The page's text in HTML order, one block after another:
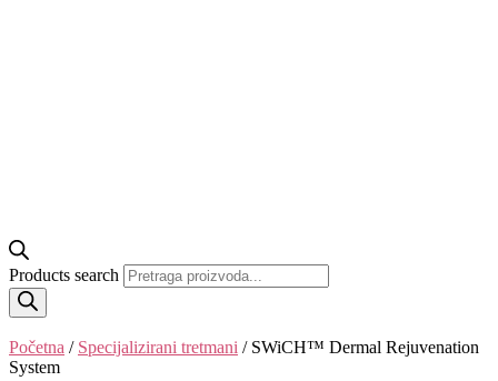
Products search
Početna / Specijalizirani tretmani / SWiCH™ Dermal Rejuvenation
System